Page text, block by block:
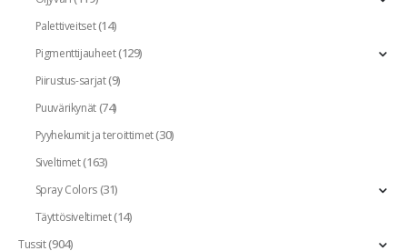
Palettiveitset(14)
Pigmenttijauheet(129)
Piirustus-sarjat(9)
Puuvärikynät(74)
Pyyhekumit ja teroittimet(30)
Siveltimet(163)
Spray Colors(31)
Täyttösiveltimet(14)
Tussit(904)